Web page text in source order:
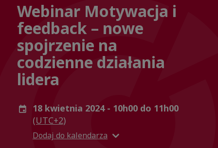
Webinar Motywacja i
feedback – nowe
spojrzenie na
codzienne działania
lidera
18 kwietnia 2024 - 10h00 do 11h00
(UTC+2)
Dodaj do kalendarza